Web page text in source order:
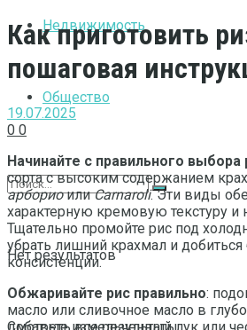
Недвижимость
Общество
Нет результатов
Как приготовить
пошаговая
19.07.2025
0 0
Начинайте с правильного выбора
сорта с высоким содержанием
арбориоилиCarnaroli. Эти виды
характерную кремовую текстуру
Тщательно промойте рис под
убрать лишний крахмал и
консистенции.
Обжаривайте рис правильно:
масло или сливочное масло в